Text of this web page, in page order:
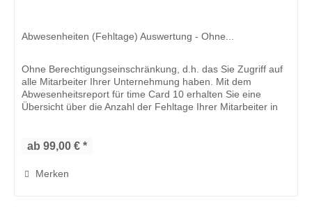
Abwesenheiten (Fehltage) Auswertung - Ohne...
Ohne Berechtigungseinschränkung, d.h. das Sie Zugriff auf
alle Mitarbeiter Ihrer Unternehmung haben. Mit dem
Abwesenheitsreport für time Card 10 erhalten Sie eine
Übersicht über die Anzahl der Fehltage Ihrer Mitarbeiter in
ab 99,00 € *
Merken